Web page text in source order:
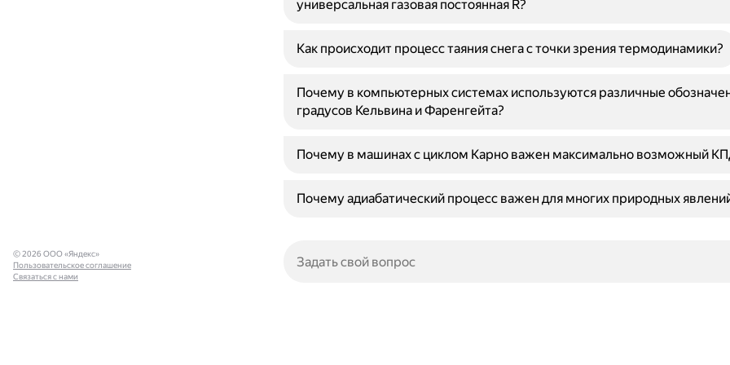
универсальная газовая постоянная R?
Как происходит процесс таяния снега с точки зрения термодинамики?
Почему в компьютерных системах используются различные
градусов Кельвина и Фаренгейта?
Почему в машинах с циклом Карно важен максимально возможный
Почему адиабатический процесс важен для многих природных
© 2026 ООО «Яндекс»
Пользовательское соглашение
Связаться с нами